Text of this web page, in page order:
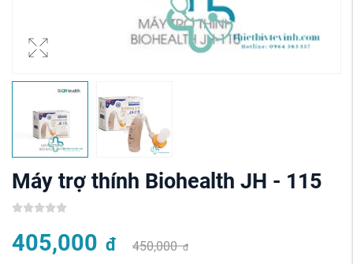
Máy trợ thính Biohealth JH - 115
405,000 đ 450,000đ